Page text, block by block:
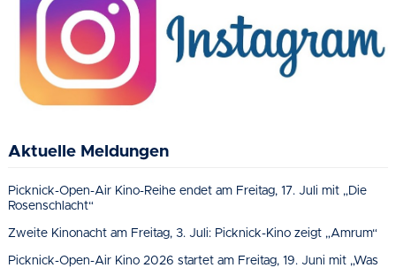
Aktuelle Meldungen
Picknick-Open-Air Kino-Reihe endet am Freitag, 17. Juli mit „Die
Rosenschlacht“
Zweite Kinonacht am Freitag, 3. Juli: Picknick-Kino zeigt „Amrum“
Picknick-Open-Air Kino 2026 startet am Freitag, 19. Juni mit „Was